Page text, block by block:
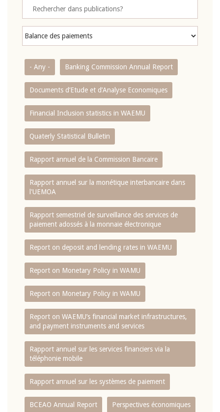
- Any - Banking Commission Annual Report
Documents d’Etude et d’Analyse Economiques
Financial Inclusion statistics in WAEMU
Quaterly Statistical Bulletin
Rapport annuel de la Commission Bancaire
Rapport annuel sur la monétique interbancaire dans
l'UEMOA
Rapport semestriel de surveillance des services de
paiement adossés à la monnaie électronique
Report on deposit and lending rates in WAEMU
Report on Monetary Policy in WAMU
Report on Monetary Policy in WAMU
Report on WAEMU’s financial market infrastructures,
and payment instruments and services
Rapport annuel sur les services financiers via la
téléphonie mobile
Rapport annuel sur les systèmes de paiement
BCEAO Annual Report Perspectives économiques